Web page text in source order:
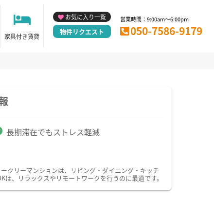
家具付き賃貸
お気に入り一覧
物件リクエスト
営業時間：9:00am～6:00pm
050-7586-9179
長期滞在でもストレス軽減
クリーマンションは、リビング・ダイニング・キッチ
、リラックスやリモートワークを行うのに最適です。